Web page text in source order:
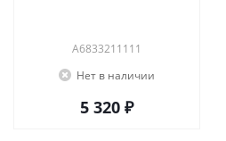
A6833211111
Нет в наличии
5 320 ₽